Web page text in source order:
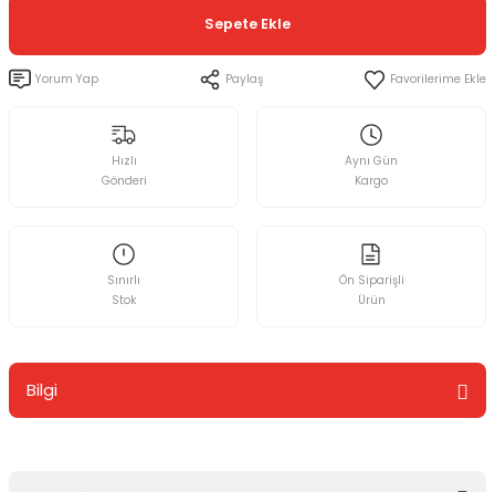
Sepete Ekle
Yorum Yap Paylaş
Hızlı
Gönderi
Aynı Gün
Kargo
Sınırlı
Stok
Ön Siparişli
Ürün
Bilgi